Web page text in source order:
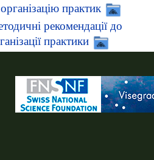
практик
рекомендації до
практики